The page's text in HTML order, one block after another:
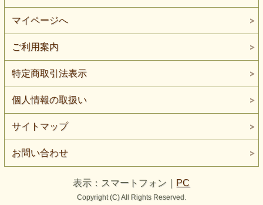
マイページへ
ご利用案内
特定商取引法表示
個人情報の取扱い
サイトマップ
お問い合わせ
表示：スマートフォン｜ PC
Copyright (C) All Rights Reserved.